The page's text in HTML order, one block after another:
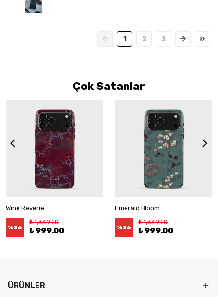
1 2 3
Çok Satanlar
Wine Reverie
%26
₺ 1,349.00
₺ 999.00
Emerald Bloom
%26
₺ 1,349.00
₺ 999.00
ÜRÜNLER